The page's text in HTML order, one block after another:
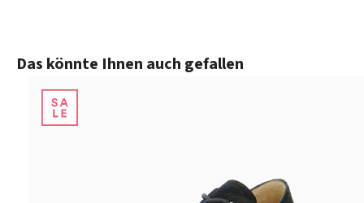
Produktgalerie überspringen
Das könnte Ihnen auch gefallen